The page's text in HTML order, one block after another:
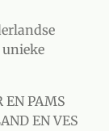
unieke
EN PAMS
EN VES